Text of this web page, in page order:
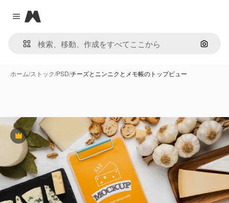
Close menu
Magnific
画像で
ホーム/ストック/PSD/チーズとニンニクとメモ帳のトップビュー
Premium